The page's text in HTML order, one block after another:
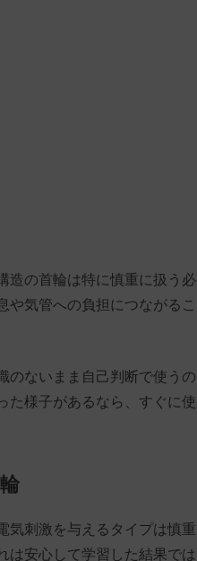
の首輪は特に慎重に扱う必
気管への負担につながるこ
ないまま自己判断で使うの
た様子があるなら、すぐに
気刺激を与えるタイプは慎
は安心して学習した結果で